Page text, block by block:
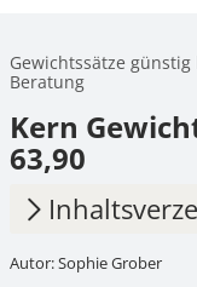
Gewichtssätze
Beratung
Kern
63,90
1. KERN
Autor: Sophie Grober